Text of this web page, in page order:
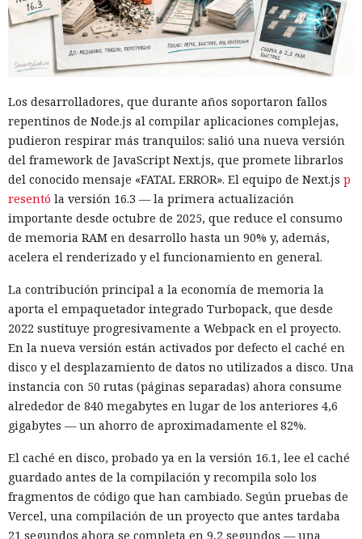
Los desarrolladores, que durante años soportaron fallos
repentinos de Node.js al compilar aplicaciones complejas,
pudieron respirar más tranquilos: salió una nueva versión
del framework de JavaScript Next.js, que promete librarlos
del conocido mensaje «FATAL ERROR». El equipo de Next.js p
resentó la versión 16.3 — la primera actualización
importante desde octubre de 2025, que reduce el consumo
de memoria RAM en desarrollo hasta un 90% y, además,
acelera el renderizado y el funcionamiento en general.
La contribución principal a la economía de memoria la
aporta el empaquetador integrado Turbopack, que desde
2022 sustituye progresivamente a Webpack en el proyecto.
En la nueva versión están activados por defecto el caché en
disco y el desplazamiento de datos no utilizados a disco. Una
instancia con 50 rutas (páginas separadas) ahora consume
alrededor de 840 megabytes en lugar de los anteriores 4,6
gigabytes — un ahorro de aproximadamente el 82%.
El caché en disco, probado ya en la versión 16.1, lee el caché
guardado antes de la compilación y recompila solo los
fragmentos de código que han cambiado. Según pruebas de
Vercel, una compilación de un proyecto que antes tardaba
21 segundos ahora se completa en 9,2 segundos — una